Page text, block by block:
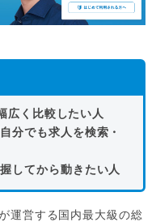
広く比較したい人
分でも求人を検索・
してから動きたい人
運営する国内最大級の総